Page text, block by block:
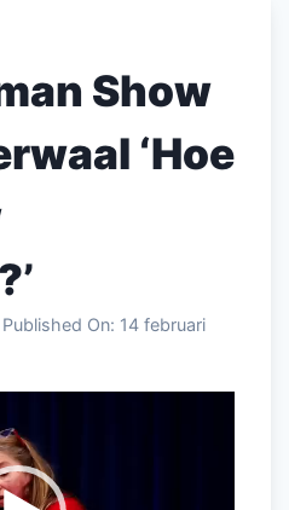
Show
‘Hoe
Published On: 14 februari